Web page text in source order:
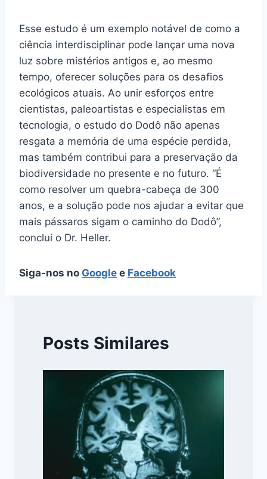
Esse estudo é um exemplo notável de como a
ciência interdisciplinar pode lançar uma nova
luz sobre mistérios antigos e, ao mesmo
tempo, oferecer soluções para os desafios
ecológicos atuais. Ao unir esforços entre
cientistas, paleoartistas e especialistas em
tecnologia, o estudo do Dodô não apenas
resgata a memória de uma espécie perdida,
mas também contribui para a preservação da
biodiversidade no presente e no futuro. “É
como resolver um quebra-cabeça de 300
anos, e a solução pode nos ajudar a evitar que
mais pássaros sigam o caminho do Dodô”,
conclui o Dr. Heller.
Siga-nos no Google e Facebook
Posts Similares